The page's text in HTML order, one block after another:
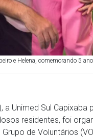
e Helena, comemorando 5
a Unimed Sul
residentes, foi
de Voluntários